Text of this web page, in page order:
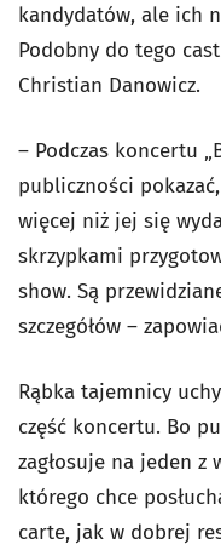
kandydatów, ale ich
Podobny do tego
Christian Danowicz.
– Podczas koncertu
publiczności pokazać,
więcej niż jej się
skrzypkami
show. Są
szczegółów –
Rąbka tajemnicy
część koncertu. Bo
zagłosuje na jeden
którego chce
carte, jak w dobrej